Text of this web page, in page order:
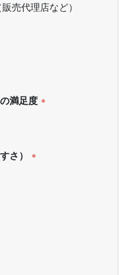
売代理店など）
満足度 *
さ） *